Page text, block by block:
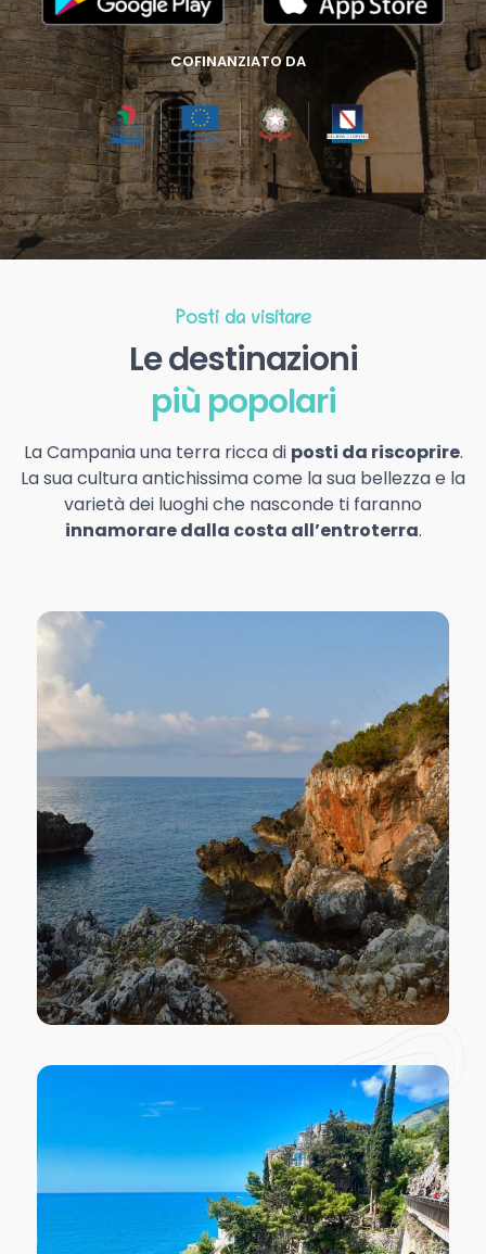
COFINANZIATO DA
Posti da visitare
Le destinazioni
più popolari
La Campania una terra ricca di posti da riscoprire.
La sua cultura antichissima come la sua bellezza e la
varietà dei luoghi che nasconde ti faranno
innamorare dalla costa all’entroterra.